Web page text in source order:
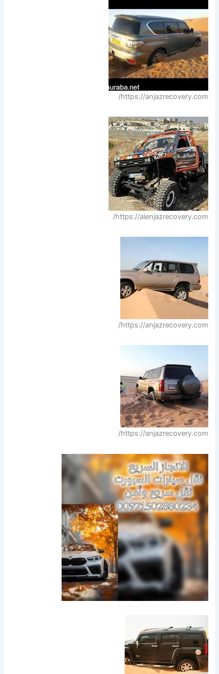
https://anjazrecovery.com/
https://alenjazrecovery.com/
https://anjazrecovery.com/
https://anjazrecovery.com/